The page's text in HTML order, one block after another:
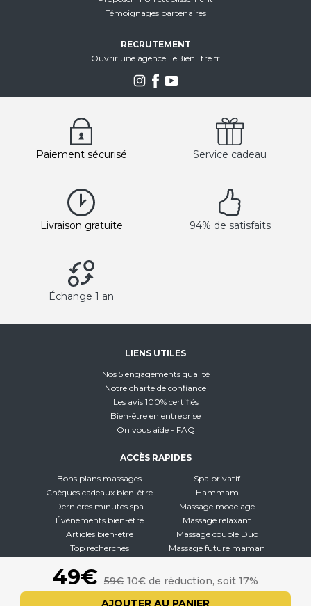
49€ 59€ 10€ de réduction, soit 17%
AJOUTER AU PANIER
Témoignages partenaires
RECRUTEMENT
Ouvrir une agence LeBienEtre.fr
Paiement sécurisé Service cadeau
Livraison gratuite 94% de satisfaits
Échange 1 an
LIENS UTILES
Nos 5 engagements qualité
Notre charte de confiance
Les avis 100% certifiés
Bien-être en entreprise
On vous aide - FAQ
ACCÈS RAPIDES
Bons plans massages
Chèques cadeaux bien-être
Dernières minutes spa
Évènements bien-être
Articles bien-être
Top recherches
Spa privatif
Hammam
Massage modelage
Massage relaxant
Massage couple Duo
Massage future maman
À PROPOS